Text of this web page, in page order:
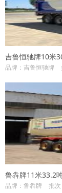
吉鲁恒驰牌10米
品牌：吉鲁恒驰牌
鲁犇牌11米33.2
品牌：鲁犇牌 批